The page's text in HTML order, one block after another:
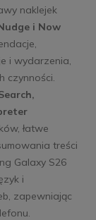
naklejek
i Now
i wydarzenia,
czynności.
łatwe
treści
Galaxy S26
i
zapewniając